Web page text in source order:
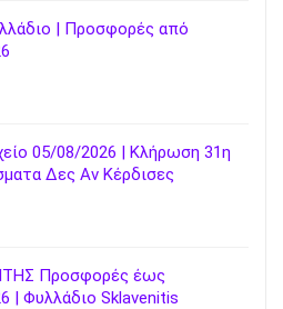
| Προσφορές από
05/08/2026 | Κλήρωση 31η
Δες Αν Κέρδισες
Προσφορές έως
| Φυλλάδιο Sklavenitis